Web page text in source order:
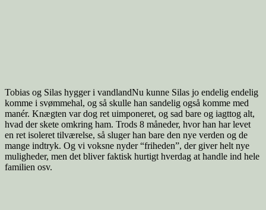
Tobias og Silas hygger i vandlandNu kunne Silas jo endelig endelig
komme i svømmehal, og så skulle han sandelig også komme med
manér. Knægten var dog ret uimponeret, og sad bare og iagttog alt,
hvad der skete omkring ham. Trods 8 måneder, hvor han har levet
en ret isoleret tilværelse, så sluger han bare den nye verden og de
mange indtryk. Og vi voksne nyder “friheden”, der giver helt nye
muligheder, men det bliver faktisk hurtigt hverdag at handle ind hele
familien osv.